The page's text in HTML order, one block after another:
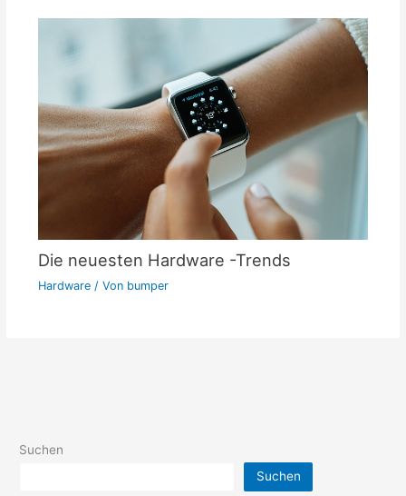
Die neuesten Hardware -Trends
Hardware/ Von bumper
Suchen
Suchen